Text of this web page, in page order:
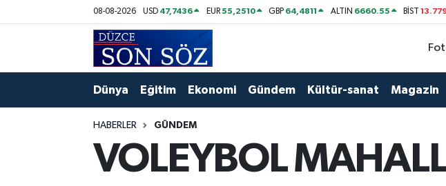
08-08-2026 USD 47,7436 EUR55,2510 GBP 64,4811 ALTIN 6660.55 BİST
Dünya Eğitim Ekonomi Gündem Kültür-sanat Magazin
HABERLER GÜNDEM
VOLEYBOL
Gizlilik Sözleşmesi
Akçakoca Nöbetçi Eczaneler
Akçakoca Hava Durumu
Akçakoca Trafik Yoğunluk Haritası
Süper Lig Puan Durumu ve Fikstür